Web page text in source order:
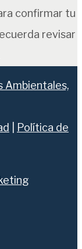
confirmar tu
revisar
Ambientales,
Política de